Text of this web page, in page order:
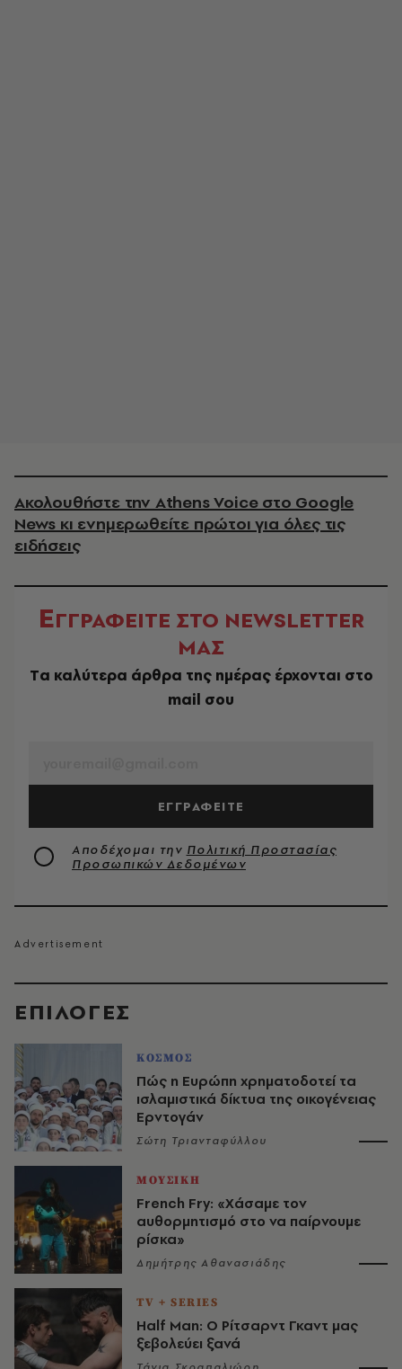
EΠΙΛΟΓΈΣ
ΚΟΣΜΟΣ
Πώς η Ευρώπη χρηματοδοτεί τα
ισλαμιστικά δίκτυα της οικογένειας
Ερντογάν
Σώτη Τριανταφύλλου
ΜΟΥΣΙΚΗ
French Fry: «Χάσαμε τον
αυθορμητισμό στο να παίρνουμε
ρίσκα»
Δημήτρης Αθανασιάδης
TV + SERIES
Half Man: Ο Ρίτσαρντ Γκαντ μας
ξεβολεύει ξανά
Ακολουθήστε την Athens Voice στο Google
News κι ενημερωθείτε πρώτοι για όλες τις
ειδήσεις
ΕΓΓΡΑΦΕΙΤΕ ΣΤΟ NEWSLETTER
ΜΑΣ
Tα καλύτερα άρθρα της ημέρας έρχονται στο
mail σου
ΕΓΓΡΑΦΕΙΤΕ
Αποδέχομαι την Πολιτική Προστασίας
Προσωπικών Δεδομένων